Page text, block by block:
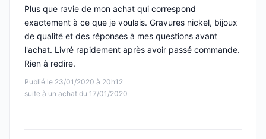
Publié le 23/01/2020 à 20h12
suite à un achat du 17/01/2020
Plus que ravie de mon achat qui correspond
exactement à ce que je voulais. Gravures nickel, bijoux
de qualité et des réponses à mes questions avant
l'achat. Livré rapidement après avoir passé commande.
Rien à redire.